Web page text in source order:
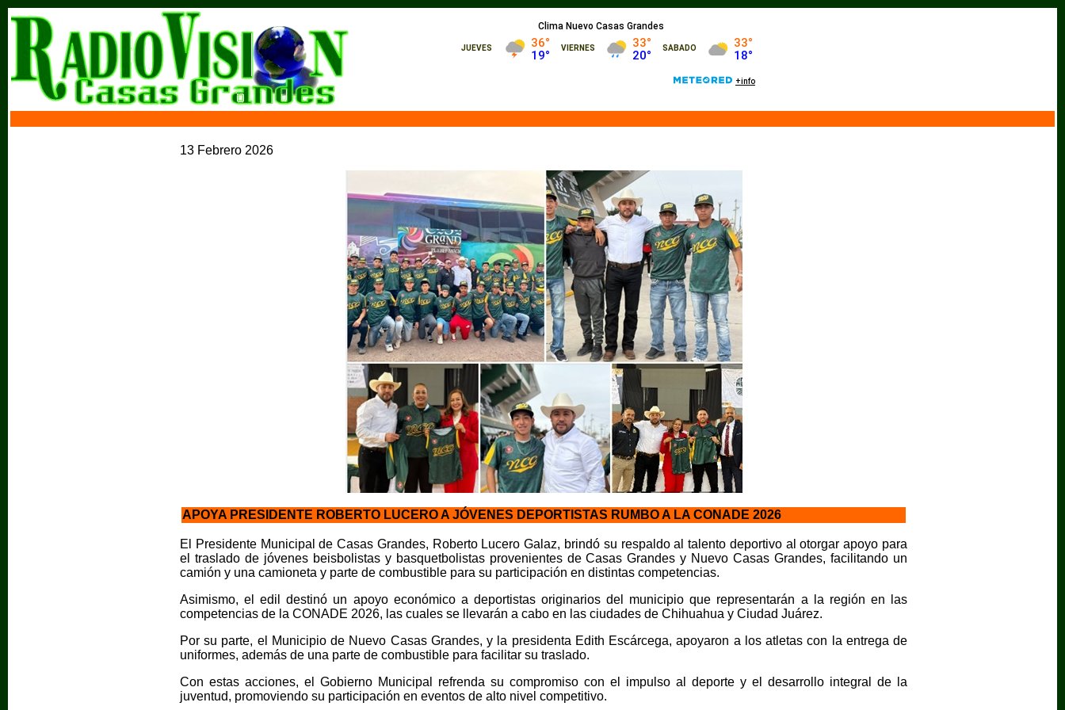
13 Febrero 2026
APOYA PRESIDENTE ROBERTO LUCERO A JÓVENES DEPORTISTAS RUMBO A LA CONADE 2026
El Presidente Municipal de Casas Grandes, Roberto Lucero Galaz, brindó su respaldo al talento deportivo al otorgar apoyo para
el traslado de jóvenes beisbolistas y basquetbolistas provenientes de Casas Grandes y Nuevo Casas Grandes, facilitando un
camión y una camioneta y parte de combustible para su participación en distintas competencias.
Asimismo, el edil destinó un apoyo económico a deportistas originarios del municipio que representarán a la región en las
competencias de la CONADE 2026, las cuales se llevarán a cabo en las ciudades de Chihuahua y Ciudad Juárez.
Por su parte, el Municipio de Nuevo Casas Grandes, y la presidenta Edith Escárcega, apoyaron a los atletas con la entrega de
uniformes, además de una parte de combustible para facilitar su traslado.
Con estas acciones, el Gobierno Municipal refrenda su compromiso con el impulso al deporte y el desarrollo integral de la
juventud, promoviendo su participación en eventos de alto nivel competitivo.